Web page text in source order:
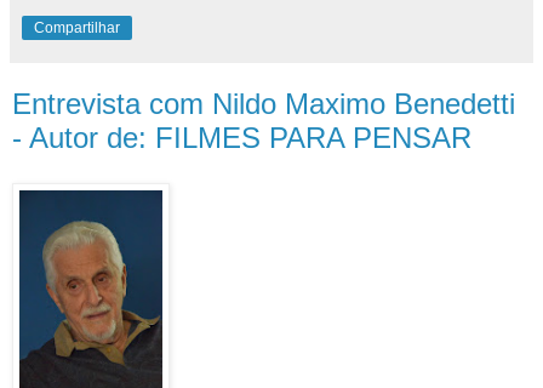
Compartilhar
Entrevista com Nildo Maximo Benedetti
- Autor de: FILMES PARA PENSAR